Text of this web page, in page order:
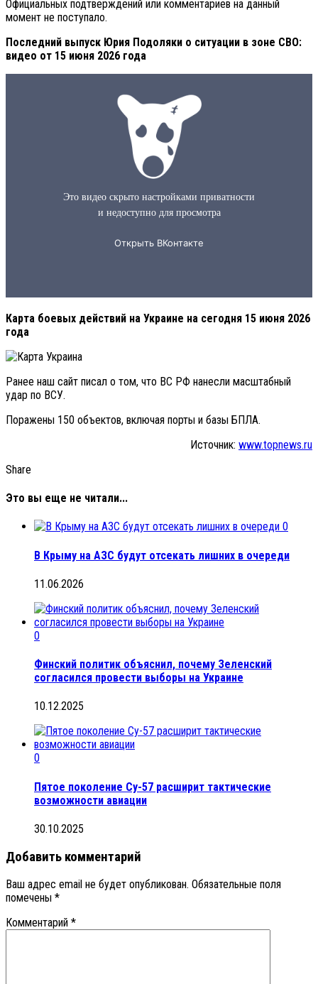
Официальных подтверждений или комментариев на данный
момент не поступало.
Последний выпуск Юрия Подоляки о ситуации в зоне СВО:
видео от 15 июня 2026 года
Карта боевых действий на Украине на сегодня 15 июня 2026
года
Ранее наш сайт писал о том, что ВС РФ нанесли масштабный
удар по ВСУ.
Поражены 150 объектов, включая порты и базы БПЛА.
Источник: www.topnews.ru
Share
Это вы еще не читали...
0
В Крыму на АЗС будут отсекать лишних в очереди
11.06.2026
0
Финский политик объяснил, почему Зеленский
согласился провести выборы на Украине
10.12.2025
0
Пятое поколение Су-57 расширит тактические
возможности авиации
30.10.2025
Добавить комментарий
Ваш адрес email не будет опубликован. Обязательные поля
помечены *
Комментарий *